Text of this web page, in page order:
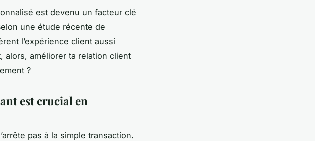
est devenu un facteur clé
une étude récente de
l’expérience client aussi
alors, améliorer ta relation client
?
est crucial en
pas à la simple transaction.